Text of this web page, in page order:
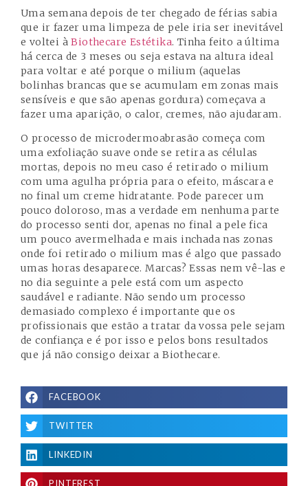
Uma semana depois de ter chegado de férias sabia
que ir fazer uma limpeza de pele iria ser inevitável
e voltei àBiothecare Estétika. Tinha feito a última
há cerca de 3 meses ou seja estava na altura ideal
para voltar e até porque o milium (aquelas
bolinhas brancas que se acumulam em zonas mais
sensíveis e que são apenas gordura) começava a
fazer uma aparição, o calor, cremes, não ajudaram.
O processo de microdermoabrasão começa com
uma exfoliação suave onde se retira as células
mortas, depois no meu caso é retirado o milium
com uma agulha própria para o efeito, máscara e
no final um creme hidratante. Pode parecer um
pouco doloroso, mas a verdade em nenhuma parte
do processo senti dor, apenas no final a pele fica
um pouco avermelhada e mais inchada nas zonas
onde foi retirado o milium mas é algo que passado
umas horas desaparece. Marcas? Essas nem vê-las e
no dia seguinte a pele está com um aspecto
saudável e radiante. Não sendo um processo
demasiado complexo é importante que os
profissionais que estão a tratar da vossa pele sejam
de confiança e é por isso e pelos bons resultados
que já não consigo deixar a Biothecare.
FACEBOOK
TWITTER
LINKEDIN
PINTEREST